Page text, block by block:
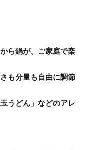
ら鍋が、ご家庭で楽
も分量も自由に調節
うどん」などのアレ